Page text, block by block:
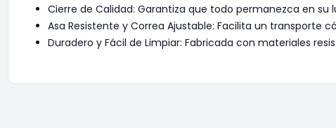
Cierre de Calidad: Garantiza que todo permanezca en su
Asa Resistente y Correa Ajustable: Facilita un transporte
Duradero y Fácil de Limpiar: Fabricada con materiales